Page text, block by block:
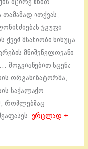
მცირე ხნით
თამამად ითქვას,
ჯგუფი
ქვეშ მსახიობი ნინუცა
მნიშვნელოვანი
მოგვიანებით სცენა
ორგანიზატორმა,
საქალაქო
რომლებმაც
ვრცლად +